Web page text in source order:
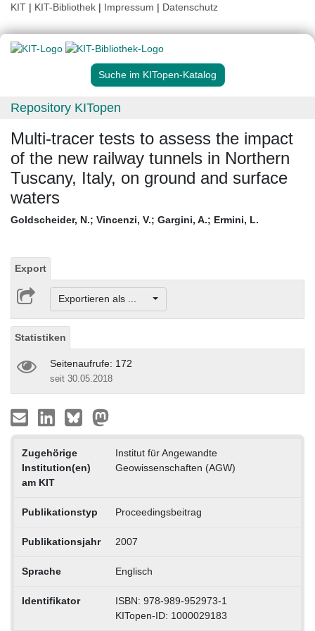
KIT | KIT-Bibliothek | Impressum | Datenschutz
Suche im KITopen-Katalog
Repository KITopen
Multi-tracer tests to assess the impact
of the new railway tunnels in Northern
Tuscany, Italy, on ground and surface
waters
Goldscheider, N.; Vincenzi, V.; Gargini, A.; Ermini, L.
Export
Exportieren als ...
Statistiken
Seitenaufrufe: 172
seit 30.05.2018
Zugehörige
Institution(en)
am KIT
Institut für Angewandte
Geowissenschaften (AGW)
Publikationstyp Proceedingsbeitrag
Publikationsjahr 2007
Sprache Englisch
Identifikator
ISBN: 978-989-952973-1
KITopen-ID: 1000029183